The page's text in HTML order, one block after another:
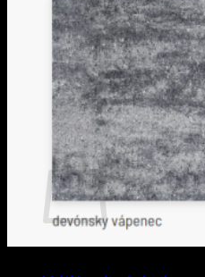
Impregnácia
Dezinfekcia
Hydroizolácia
Odvodňovacie žľaby
Betónové žumpy a
Betónové preklady
Košík
Žiadne produkty v košíku.